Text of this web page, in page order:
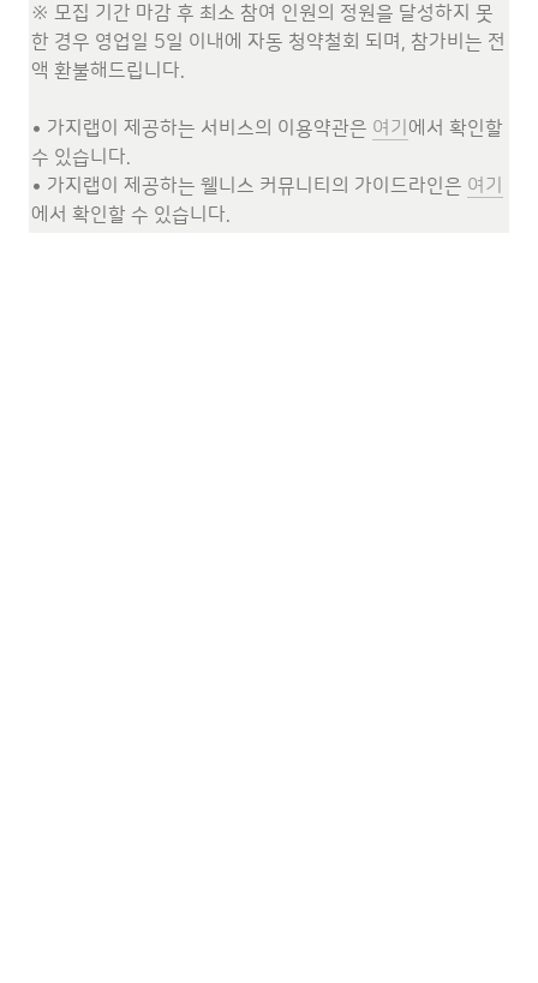
※ 모집 기간 마감 후 최소 참여 인원의 정원을 달성하지 못
한 경우 영업일 5일 이내에 자동 청약철회 되며, 참가비는 전
액 환불해드립니다.
• 가지랩이 제공하는 서비스의 이용약관은 여기 에서 확인할
수 있습니다.
• 가지랩이 제공하는 웰니스 커뮤니티의 가이드라인은 여기
에서 확인할 수 있습니다.